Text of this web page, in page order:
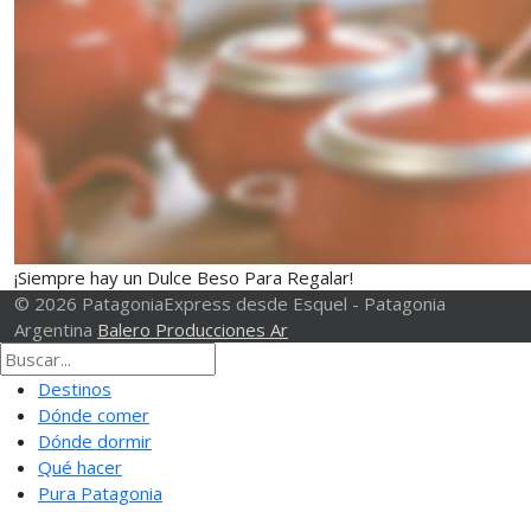
¡Siempre hay un Dulce Beso Para Regalar!
© 2026 PatagoniaExpress desde Esquel - Patagonia
Argentina Balero Producciones Ar
Destinos
Dónde comer
Dónde dormir
Qué hacer
Pura Patagonia